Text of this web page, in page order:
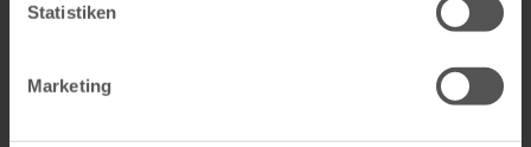
Statistiken
Marketing